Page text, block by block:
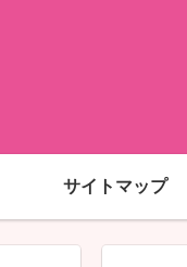
サイトマップ